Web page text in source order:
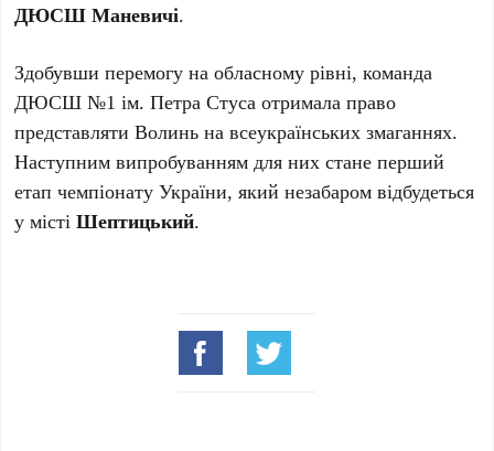
ДЮСШ Маневичі.
Здобувши перемогу на обласному рівні, команда
ДЮСШ №1 ім. Петра Стуса отримала право
представляти Волинь на всеукраїнських змаганнях.
Наступним випробуванням для них стане перший
етап чемпіонату України, який незабаром відбудеться
у містіШептицький.